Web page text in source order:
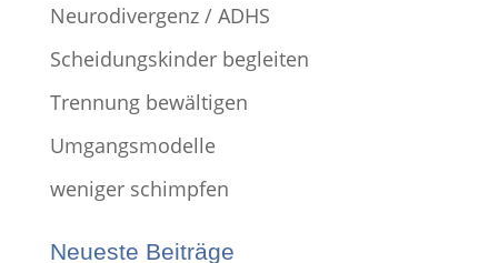
Neurodivergenz / ADHS
Scheidungskinder begleiten
Trennung bewältigen
Umgangsmodelle
weniger schimpfen
Neueste Beiträge